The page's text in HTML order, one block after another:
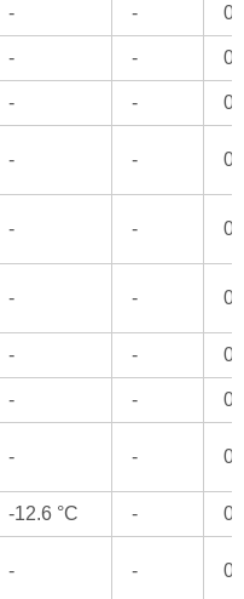
- - 0
- - 0
- - 0
- - 0
- - 0
- - 0
- - 0
- - 0
- - 0
-12.6 °C - 0
- - 0